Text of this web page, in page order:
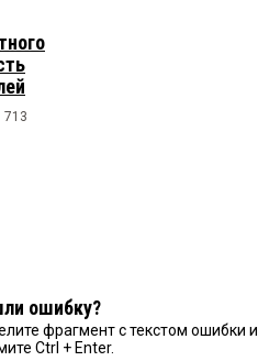
713
ошибку?
фрагмент с текстом ошибки и
Ctrl + Enter.